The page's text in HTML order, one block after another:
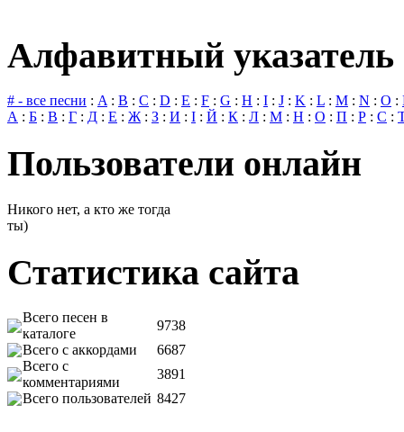
Алфавитный указатель
# - все песни : A: B : C : D : E : F : G : H : I : J : K : L : M : N : O :
А : Б : В : Г : Д : Е : Ж: З : И : І : Й : К : Л : М : Н : О : П : Р : С :
Пользователи онлайн
Никого нет, а кто же тогда
ты)
Статистика сайта
Всего песен в
каталоге
9738
Всего с аккордами
6687
Всего с
комментариями
3891
Всего пользователей 8427